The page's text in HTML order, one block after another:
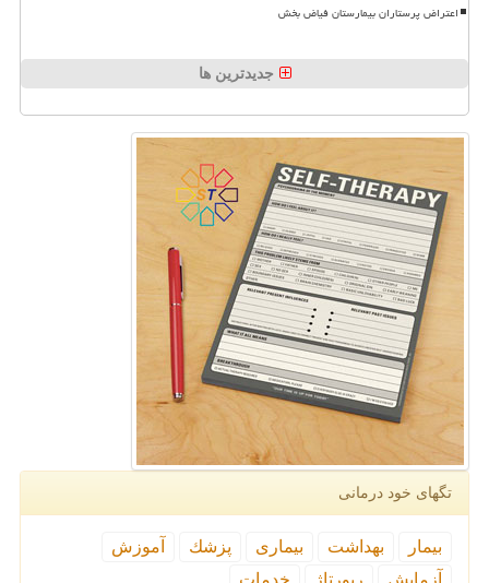
اعتراض پرستاران بیمارستان فیاض بخش
جدیدترین ها
تگهای خود درمانی
بیمار بهداشت بیماری پزشك
آموزش
آزمایش
رپورتاژ خدمات